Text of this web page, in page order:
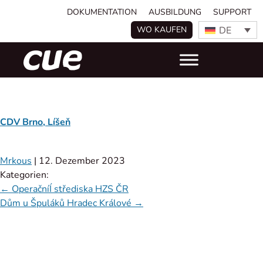
DOKUMENTATION AUSBILDUNG
SUPPORT
WO KAUFEN
DE
CDV Brno, Líšeň
Mrkous | 12. Dezember 2023
Kategorien:
← OperačníÍ střediska HZS ČR
Dům u Špuláků Hradec Králové →